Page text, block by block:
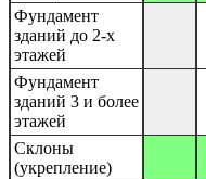
Фундамент
зданий до 2-х
этажей
Фундамент
зданий 3 и более
этажей
Склоны
(укрепление)